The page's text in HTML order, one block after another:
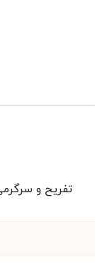
تفریح و